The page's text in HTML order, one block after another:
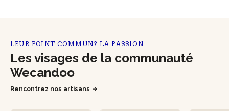
LEUR POINT COMMUN? LA PASSION
Les visages de la communauté
Wecandoo
Rencontrez nos artisans